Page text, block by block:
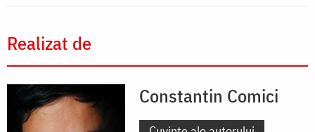
Realizat de
Constantin Comici